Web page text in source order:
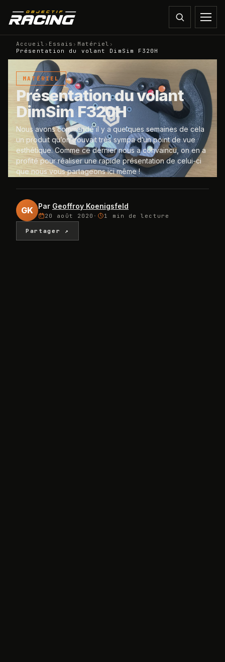
Accueil › Essais › Matériel ›
Présentation du volant DimSim F320H
MATÉRIEL
Présentation du volant
DimSim F320H
Nous avons commandé il y a quelques semaines de cela
un produit qu’on trouvait très sympa d’un point de vue
esthétique. Comme ce dernier nous a convaincu, on en a
profité pour réaliser une rapide présentation de celui-ci
que nous vous partageons ici même !
GK Par Geoffroy Koenigsfeld
20 août 2020 · 1 min de lecture
Partager ↗